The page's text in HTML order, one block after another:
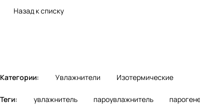
Назад к списку
Категории: Увлажнители Изотермические
Теги: увлажнитель пароувлажнитель